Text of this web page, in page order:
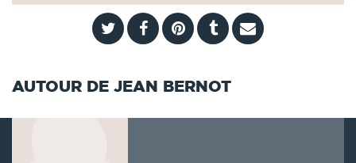
AUTOUR DE JEAN BERNOT